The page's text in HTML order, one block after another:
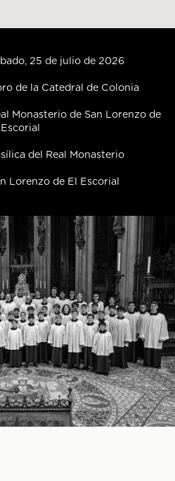
25 de julio de 2026
de la Catedral de Colonia
Monasterio de San Lorenzo de
del Real Monasterio
Lorenzo de El Escorial